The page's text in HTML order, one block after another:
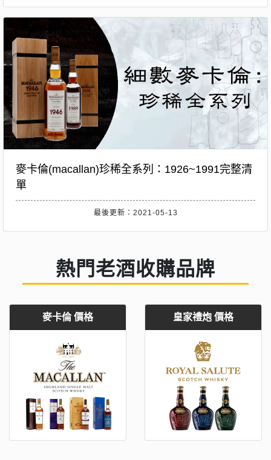
麥卡倫(macallan)珍稀全系列：1926~1991完整清
單
最後更新：2021-05-13
熱門老酒收購品牌
麥卡倫 價格 皇家禮炮 價格